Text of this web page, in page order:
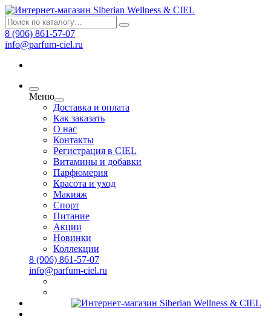
8 (906) 861-57-07
info@parfum-ciel.ru
Меню
Доставка и оплата
Как заказать
О нас
Контакты
Регистрация в CIEL
Витамины и добавки
Парфюмерия
Красота и уход
Макияж
Спорт
Питание
Акции
Новинки
Коллекции
8 (906) 861-57-07
info@parfum-ciel.ru